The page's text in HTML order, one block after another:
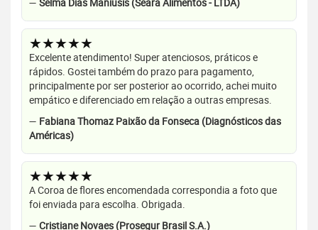
★★★★★
Excelente atendimento! Super atenciosos, práticos e
rápidos. Gostei também do prazo para pagamento,
principalmente por ser posterior ao ocorrido, achei muito
empático e diferenciado em relação a outras empresas.
— Fabiana Thomaz Paixão da Fonseca (Diagnósticos das
Américas)
★★★★★
A Coroa de flores encomendada correspondia a foto que
foi enviada para escolha. Obrigada.
— Cristiane Novaes (Prosegur Brasil S.A.)